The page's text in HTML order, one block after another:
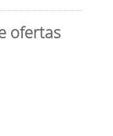
ofertas